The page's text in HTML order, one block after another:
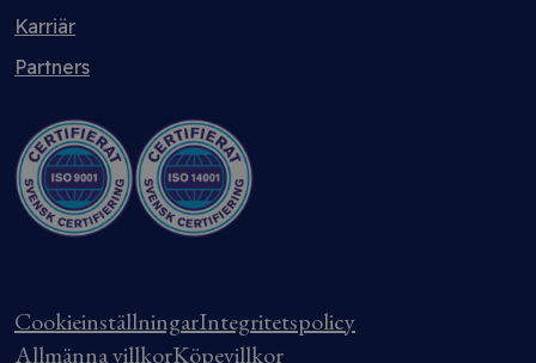
Karriär
Partners
CookieinställningarIntegritetspolicy
Allmänna villkorKöpevillkor